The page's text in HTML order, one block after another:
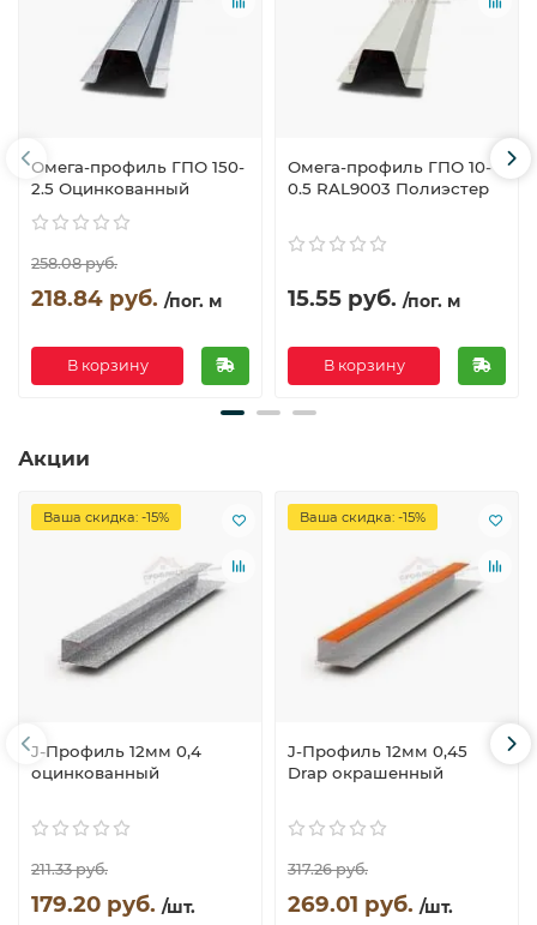
Омега-профиль ГПО 150-
2.5 Оцинкованный
258.08 руб.
218.84 руб. /пог. м
В корзину
Омега-профиль ГПО 10-
0.5 RAL9003 Полиэстер
15.55 руб. /пог. м
В корзину
Акции
Ваша скидка: -15%
J-Профиль 12мм 0,4
оцинкованный
211.33 руб.
179.20 руб. /шт.
Ваша скидка: -15%
J-Профиль 12мм 0,45
Drap окрашенный
317.26 руб.
269.01 руб. /шт.